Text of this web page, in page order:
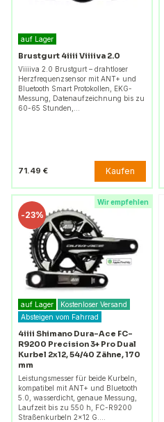
auf Lager
Brustgurt 4iiii Viiiiva 2.0
Viiiiva 2.0 Brustgurt – drahtloser
Herzfrequenzsensor mit ANT+ und
Bluetooth Smart Protokollen, EKG-
Messung, Datenaufzeichnung bis zu
60-65 Stunden,…
71.49 € Kaufen
Wir empfehlen
-23%
auf Lager
Kostenloser Versand
Absteigen vom Fahrrad
4iiii Shimano Dura-Ace FC-
R9200 Precision 3+ Pro Dual
Kurbel 2x12, 54/40 Zähne, 170
mm
Leistungsmesser für beide Kurbeln,
kompatibel mit ANT+ und Bluetooth
5.0, wasserdicht, genaue Messung,
Laufzeit bis zu 550 h, FC-R9200
Straßenkurbeln 2x12 G.…